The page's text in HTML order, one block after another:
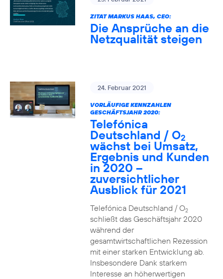
ZITAT MARKUS HAAS, CEO:
Die Ansprüche an die
Netzqualität steigen
24. Februar 2021
VORLÄUFIGE KENNZAHLEN
GESCHÄFTSJAHR 2020:
Telefónica
Deutschland / O2
wächst bei Umsatz,
Ergebnis und Kunden
in 2020 –
zuversichtlicher
Ausblick für 2021
Telefónica Deutschland / O2
schließt das Geschäftsjahr 2020
während der
gesamtwirtschaftlichen Rezession
mit einer starken Entwicklung ab.
Insbesondere Dank starkem
Interesse an höherwertigen